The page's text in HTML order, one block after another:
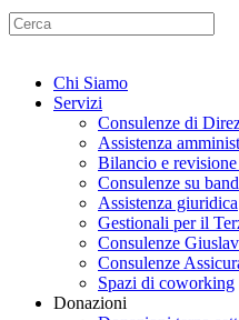
Chi Siamo
Servizi
Consulenze di
Assistenza
Bilancio e
Consulenze su
Assistenza giuridica
Gestionali per il
Consulenze
Consulenze
Spazi di coworking
Donazioni